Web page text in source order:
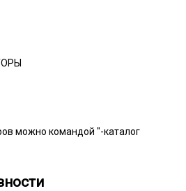
можно командой "-каталог